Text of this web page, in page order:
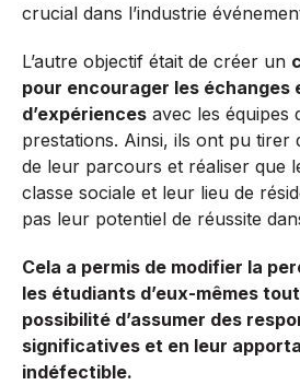
crucial dans l’industrie
L’autre objectif était de créer un
pour encourager les échanges
d’expériences avec les équipes
prestations. Ainsi, ils ont pu tirer
de leur parcours et réaliser que
classe sociale et leur lieu de
pas leur potentiel de réussite
Cela a permis de modifier la
les étudiants d’eux-mêmes
possibilité d’assumer des
significatives et en leur
indéfectible.